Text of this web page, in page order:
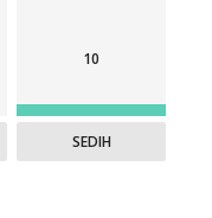
10
SEDIH